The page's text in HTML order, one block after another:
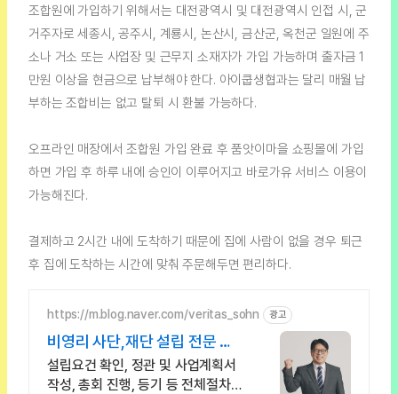
조합원에 가입하기 위해서는 대전광역시 및 대전광역시 인접 시, 군
거주자로 세종시, 공주시, 계룡시, 논산시, 금산군, 옥천군 일원에 주
소나 거소 또는 사업장 및 근무지 소재자가 가입 가능하며 출자금 1
만원 이상을 현금으로 납부해야 한다. 아이쿱생협과는 달리 매월 납
부하는 조합비는 없고 탈퇴 시 환불 가능하다.
오프라인 매장에서 조합원 가입 완료 후 품앗이마을 쇼핑몰에 가입
하면 가입 후 하루 내에 승인이 이루어지고 바로가유 서비스 이용이
가능해진다.
결제하고 2시간 내에 도착하기 때문에 집에 사람이 없을 경우 퇴근
후 집에 도착하는 시간에 맞춰 주문해두면 편리하다.
https://m.blog.naver.com/veritas_sohn 광고
비영리 사단,재단 설립 전문 전
국 어디나 진행 가능!
설립요건 확인, 정관 및 사업계획서
작성, 총회 진행, 등기 등 전체절차